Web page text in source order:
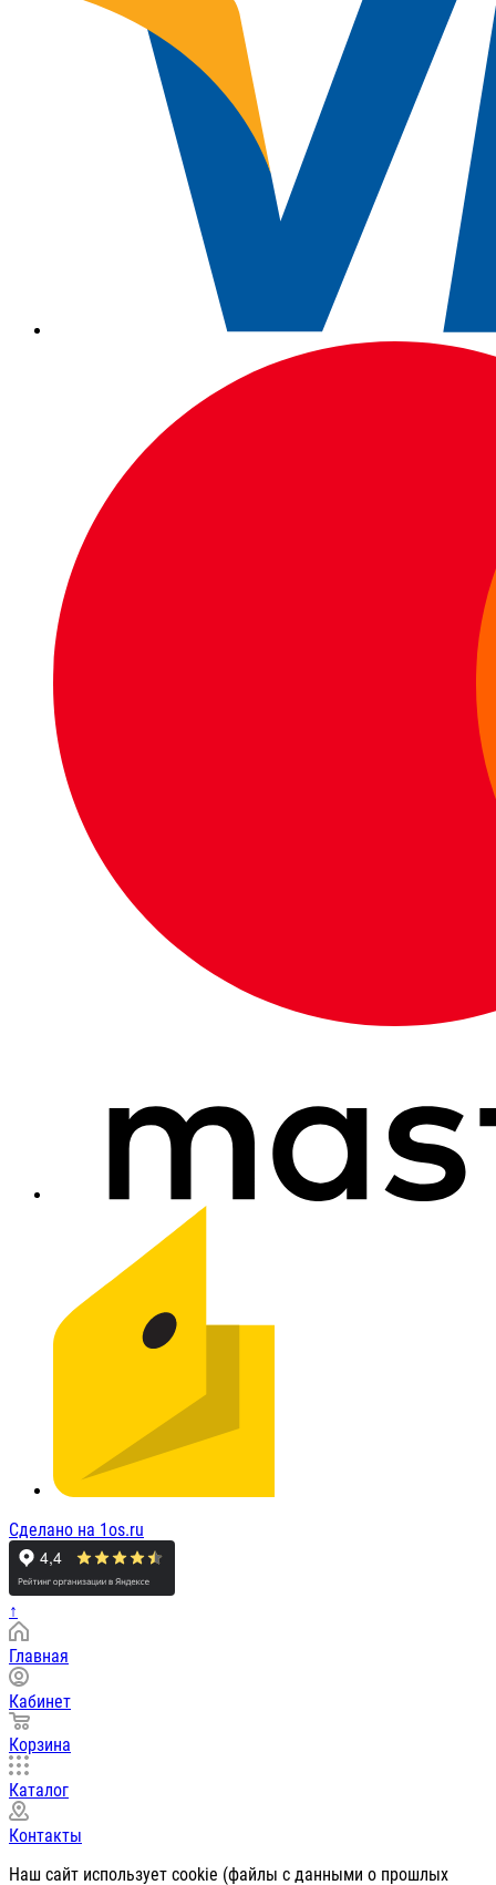
Сделано на 1os.ru
↑
Главная
Кабинет
Корзина
Каталог
Контакты
Наш сайт использует cookie (файлы с данными о прошлых